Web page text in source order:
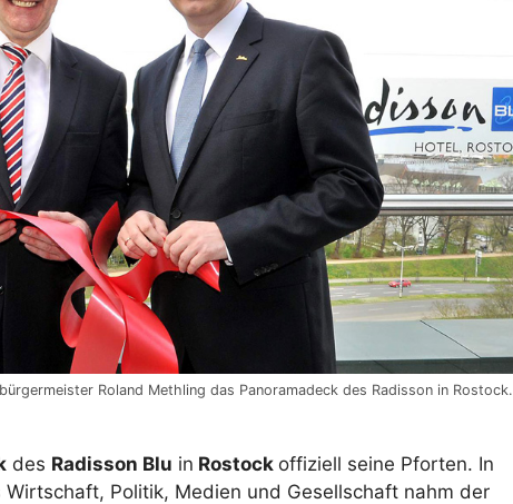
Roland Methling das Panoramadeck des Radisson in Rostock.
des Radisson Blu in Rostock offiziell seine Pforten. In
Politik, Medien und Gesellschaft nahm der